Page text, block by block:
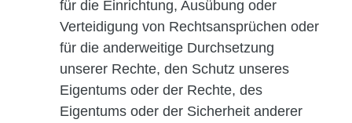
für die Einrichtung, Ausübung oder
Verteidigung von Rechtsansprüchen oder
für die anderweitige Durchsetzung
unserer Rechte, den Schutz unseres
Eigentums oder der Rechte, des
Eigentums oder der Sicherheit anderer